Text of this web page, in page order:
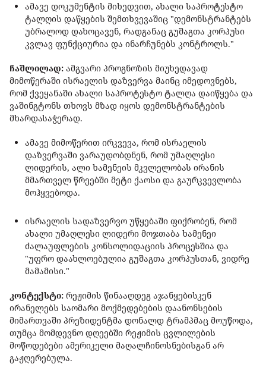
ამავე დოკუმენტის მიხედვით, ახალი საპროტესტო
ტალღის დაწყების შემთხვევაშიც "დემონსტრანტებს
უბრალოდ დახოცავენ, რადგანაც გუშაგთა კორპუსი
კვლავ ფუნქციურია და ინარჩუნებს კონტროლს."
ჩაშლილად: ამგვარი პროგნოზის მიუხედავად
მიმოწერაში ისრაელის დაზვერვა მაინც იმედოვნებს,
რომ ქვეყანაში ახალი საპროტესტო ტალღა დაიწყება და
ვაშინგტონს თხოვს მზად იყოს დემონსტრანტების
მხარდასაჭერად.
ამავე მიმოწერით ირკვევა, რომ ისრაელის
დაზვერვაში ვარაუდობდნენ, რომ უმაღლესი
ლიდერის, ალი ხამენეის მკვლელობას ირანის
მმართველ წრეებში მეტი ქაოსი და გაურკვევლობა
მოჰყვებოდა.
ისრაელის სადაზვერვო უწყებაში ფიქრობენ, რომ
ახალი უმაღლესი ლიდერი მოჯთაბა ხამენეი
ძალაუფლების კონსოლიდაციის პროცესშია და
"უფრო დაახლოებულია გუშაგთა კორპუსთან, ვიდრე
მამამისი."
კონტექსტი: რეჟიმის წინააღდეგ აჯანყებისკენ
ირანელებს საომარი მოქმედებების დაანონსების
მიმართვაში პრეზიდენტმა დონალდ ტრამპმაც მოუწოდა,
თუმცა მომდევნო დღეებში რეჟიმის ცვლილების
მოწოდებები ამერიკელი მაღალჩინოსნებისგან არ
გაჟღერებულა.